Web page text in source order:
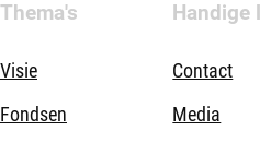
Thema's
Visie
Fondsen
Handige
Contact
Media